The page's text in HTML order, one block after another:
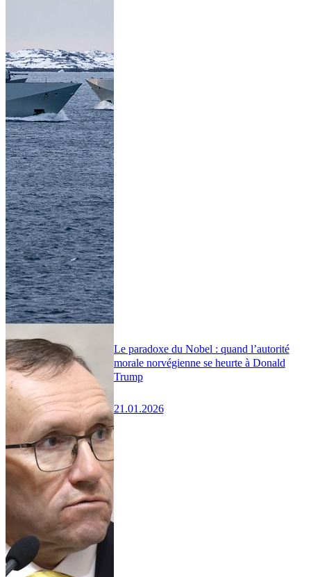
Le paradoxe du Nobel : quand l’autorité
morale norvégienne se heurte à Donald
Trump
21.01.2026